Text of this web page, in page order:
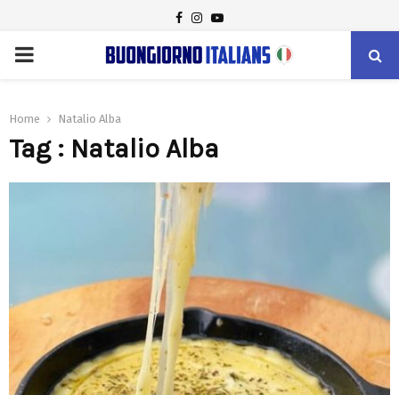
FACEBOOK
INSTAGRAM
YOUTUBE
PRIMARY
Home Natalio Alba
Tag : Natalio Alba